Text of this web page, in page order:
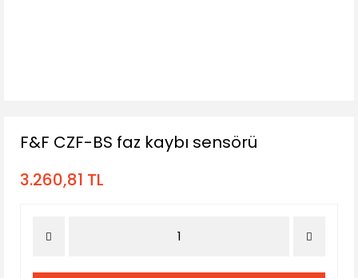
F&F CZF-BS faz kaybı sensörü
3.260,81 TL